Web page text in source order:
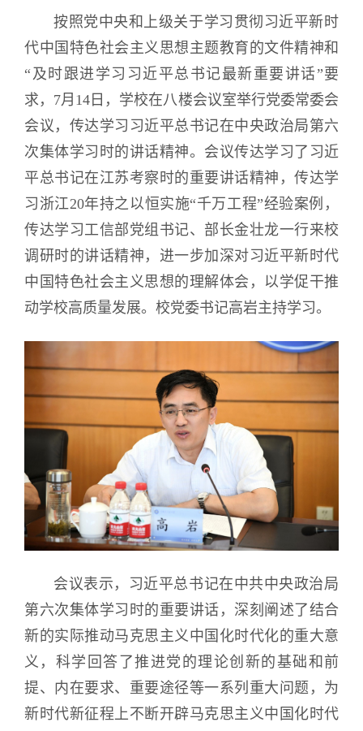
按照党中央和上级关于学习贯彻习近平新时
代中国特色社会主义思想主题教育的文件精神和
“及时跟进学习习近平总书记最新重要讲话”要
求，7月14日，学校在八楼会议室举行党委常委会
会议，传达学习习近平总书记在中央政治局第六
次集体学习时的讲话精神。会议传达学习了习近
平总书记在江苏考察时的重要讲话精神，传达学
习浙江20年持之以恒实施“千万工程”经验案例，
传达学习工信部党组书记、部长金壮龙一行来校
调研时的讲话精神，进一步加深对习近平新时代
中国特色社会主义思想的理解体会，以学促干推
动学校高质量发展。校党委书记高岩主持学习。
会议表示，习近平总书记在中共中央政治局
第六次集体学习时的重要讲话，深刻阐述了结合
新的实际推动马克思主义中国化时代化的重大意
义，科学回答了推进党的理论创新的基础和前
提、内在要求、重要途径等一系列重大问题，为
新时代新征程上不断开辟马克思主义中国化时代